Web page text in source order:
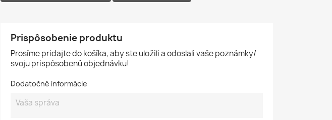
Prispôsobenie produktu
Prosíme pridajte do košíka, aby ste uložili a odoslali vaše poznámky/
svoju prispôsobenú objednávku!
Dodatočné informácie